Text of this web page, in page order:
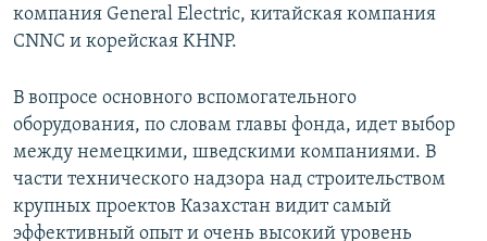
компания General Electric, китайская компания
CNNC и корейская KHNP.
В вопросе основного вспомогательного
оборудования, по словам главы фонда, идет выбор
между немецкими, шведскими компаниями. В
части технического надзора над строительством
крупных проектов Казахстан видит самый
эффективный опыт и очень высокий уровень